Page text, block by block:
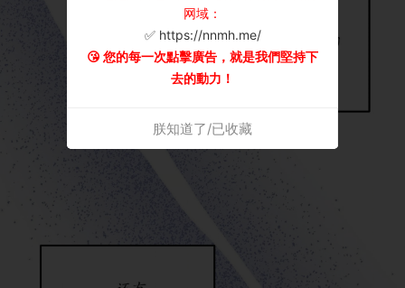
网域：
✅ https://nnmh.me/
😘 您的每一次點擊廣告，就是我們堅持下
去的動力！
朕知道了/已收藏